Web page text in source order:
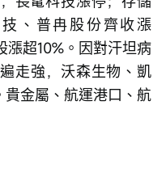
、普冉股份齊收漲
漲超10%。因對汗坦病
走強，沃森生物、凱
貴金屬、航運港口、航